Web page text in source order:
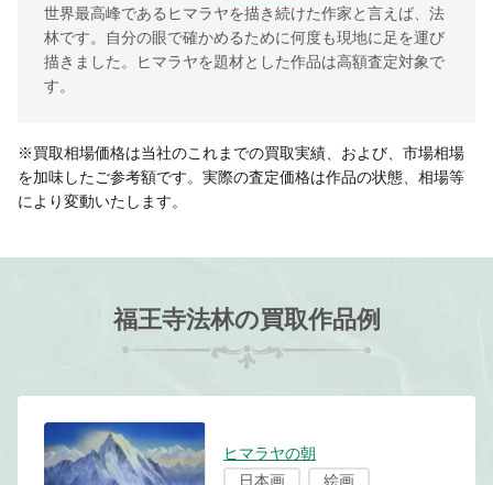
世界最高峰であるヒマラヤを描き続けた作家と言えば、法
林です。自分の眼で確かめるために何度も現地に足を運び
描きました。ヒマラヤを題材とした作品は高額査定対象で
す。
※買取相場価格は当社のこれまでの買取実績、および、市場相場
を加味したご参考額です。実際の査定価格は作品の状態、相場等
により変動いたします。
福王寺法林の買取作品例
ヒマラヤの朝
日本画
絵画